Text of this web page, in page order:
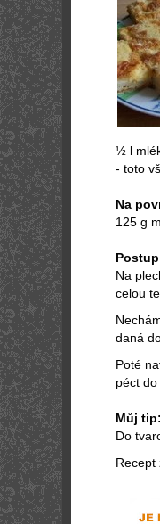
½ l
- toto
Na
125 g
Na
celou
daná
Poté
péct do
Můj tip:
Do
Recept